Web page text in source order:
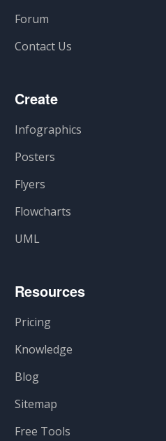
Forum
Contact Us
Create
Infographics
Posters
Flyers
Flowcharts
UML
Resources
Pricing
Knowledge
Blog
Sitemap
Free Tools